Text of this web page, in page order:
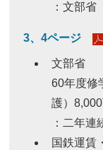
：文部
3、4ページ
文部省
60年度修
護）
：二年連
国鉄運賃